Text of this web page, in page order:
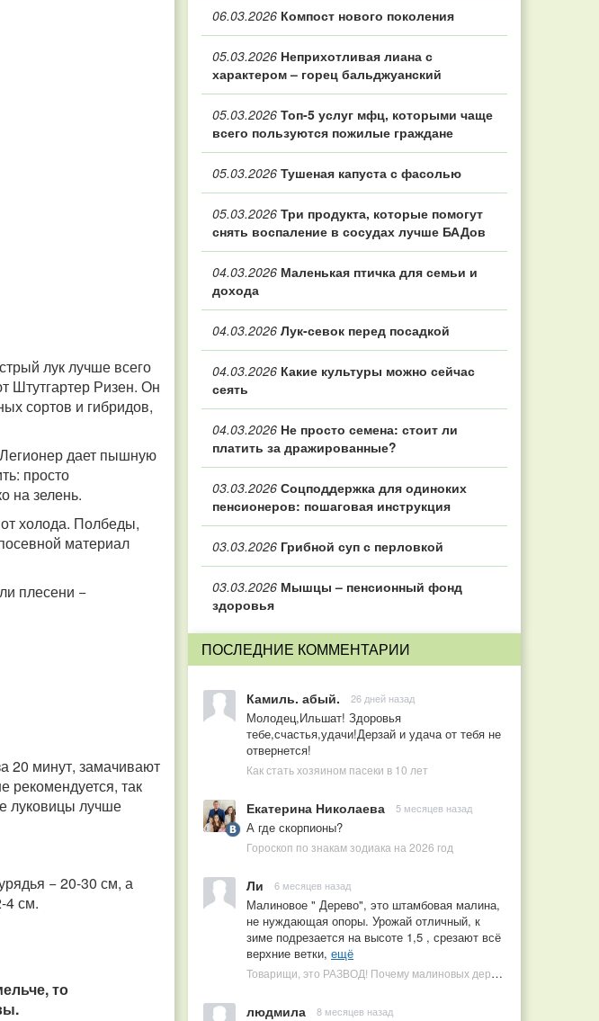
лук лучше всего
Штутгартер Ризен. Он
сортов и гибридов,
дает пышную
просто
на зелень.
холода. Полбеды,
материал
плесени −
20 минут, замачивают
рекомендуется, так
луковицы лучше
− 20-30 см, а
4 см.
то
06.03.2026 Компост нового поколения
05.03.2026 Неприхотливая лиана с
характером – горец бальджуанский
05.03.2026 Топ‑5 услуг мфц, которыми чаще
всего пользуются пожилые граждане
05.03.2026 Тушеная капуста с фасолью
05.03.2026 Три продукта, которые помогут
снять воспаление в сосудах лучше БАДов
04.03.2026 Маленькая птичка для семьи и
дохода
04.03.2026 Лук-севок перед посадкой
04.03.2026 Какие культуры можно сейчас
сеять
04.03.2026 Не просто семена: стоит ли
платить за дражированные?
03.03.2026 Соцподдержка для одиноких
пенсионеров: пошаговая инструкция
03.03.2026 Грибной суп с перловкой
03.03.2026 Мышцы – пенсионный фонд
здоровья
ПОСЛЕДНИЕ КОММЕНТАРИИ
Камиль. абый. 26 дней назад
Молодец,Ильшат! Здоровья
тебе,счастья,удачи!Дерзай и удача от тебя не
отвернется!
Как стать хозяином пасеки в 10 лет
Екатерина Николаева 5 месяцев назад
А где скорпионы?
Гороскоп по знакам зодиака на 2026 год
Ли 6 месяцев назад
Малиновое " Дерево", это штамбовая малина,
не нуждающая опоры. Урожай отличный, к
зиме подрезается на высоте 1,5 , срезают всё
верхние ветки, ещё
Товарищи, это РАЗВОД! Почему малиновых деревьев не бывает, или Как ушлые продавцы наживаются на мечтах садоводов
людмила 8 месяцев назад